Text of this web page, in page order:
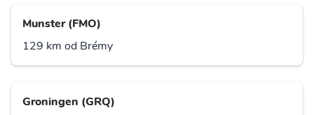
Munster (FMO)
129 km od Brémy
Groningen (GRQ)